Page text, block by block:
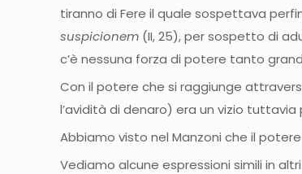
tiranno di Fere il quale sospettava
suspicionem (II, 25), per sospetto di
c’è nessuna forza di potere tanto
Con il potere che si raggiunge
l’avidità di denaro) era un vizio
Abbiamo visto nel Manzoni che il
Vediamo alcune espressioni simili in